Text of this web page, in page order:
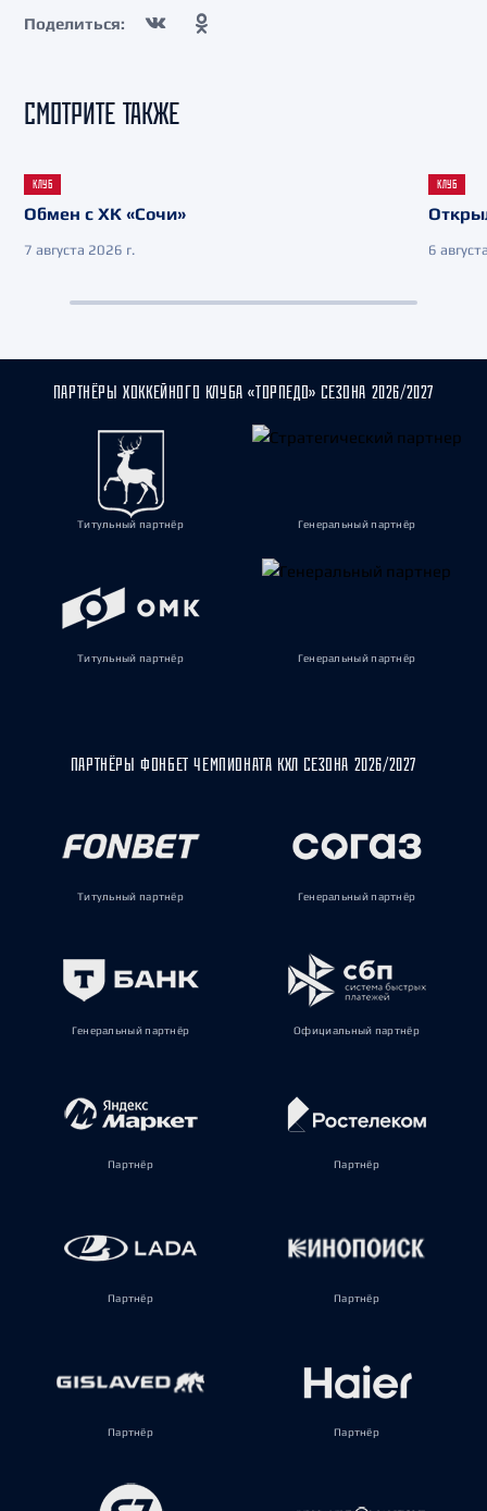
Поделиться:
СМОТРИТЕ ТАКЖЕ
КЛУБ
Обмен с ХК «Сочи»
7 августа 2026 г.
КЛУБ
6
ПАРТНЁРЫ ХОККЕЙНОГО КЛУБА «ТОРПЕДО» СЕЗОНА 2026/2027
Титульный партнёр Генеральный партнёр
Титульный партнёр Генеральный партнёр
ПАРТНЁРЫ ФОНБЕТ ЧЕМПИОНАТА КХЛ СЕЗОНА 2026/2027
Титульный партнёр Генеральный партнёр
Генеральный партнёр Официальный партнёр
Партнёр Партнёр
Партнёр Партнёр
Партнёр Партнёр